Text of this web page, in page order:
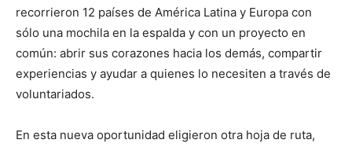
recorrieron 12 países de América Latina y Europa con
sólo una mochila en la espalda y con un proyecto en
común: abrir sus corazones hacia los demás, compartir
experiencias y ayudar a quienes lo necesiten a través de
voluntariados.
En esta nueva oportunidad eligieron otra hoja de ruta,